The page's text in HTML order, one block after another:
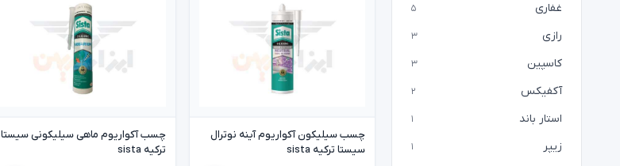
غفاری ۵
رازی ۳
کاسپین ۳
آکفیکس ۲
استار باند ۱
زیپر ۱
چسب سیلیکون آکواریوم آینه نوترال
سیستا ترکیه sista
چسب آکواریوم ماهی سیلیکونی سیستا
ترکیه sista